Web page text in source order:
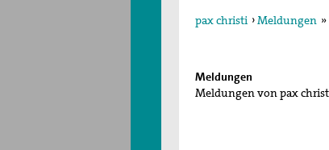
pax christi ›Meldungen »
Meldungen
Meldungen von pax